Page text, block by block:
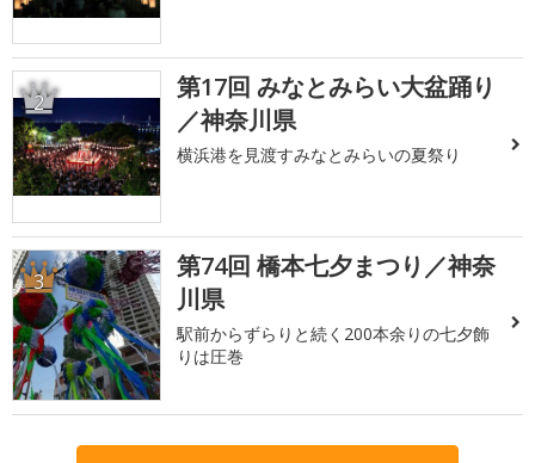
2
第17回 みなとみらい大盆踊り
／神奈川県
横浜港を見渡すみなとみらいの夏祭り
3
第74回 橋本七夕まつり／神奈
川県
駅前からずらりと続く200本余りの七夕飾
りは圧巻